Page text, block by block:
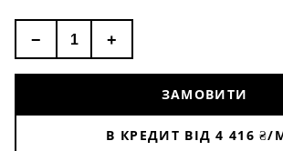
− +
ЗАМОВИТИ
В КРЕДИТ ВІД 4 416 ₴/